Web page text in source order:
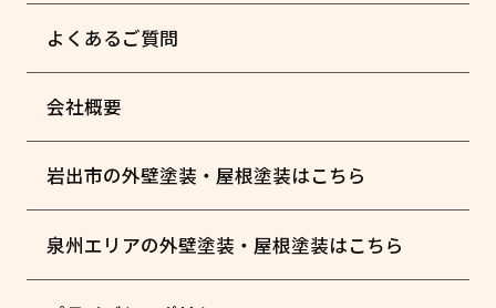
よくあるご質問
会社概要
岩出市の外壁塗装・屋根塗装はこちら
泉州エリアの外壁塗装・屋根塗装はこちら